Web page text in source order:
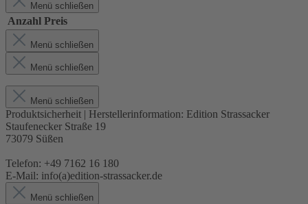
Menü schließen
Anzahl Preis
Menü schließen
Menü schließen
Menü schließen
Produktsicherheit | Herstellerinformation: Edition Strassacker
Staufenecker Straße 19
73079 Süßen
Telefon: +49 7162 16 180
E-Mail: info(a)edition-strassacker.de
Menü schließen